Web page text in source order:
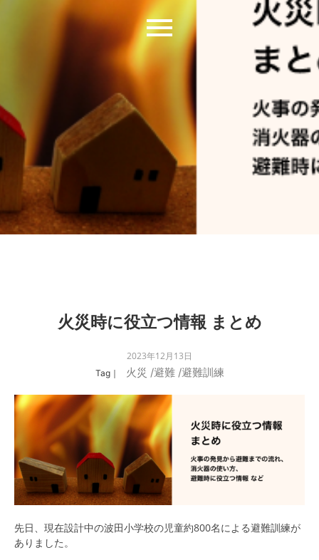
火災時に役立つ情報 まとめ
2023年12月13日
Tag｜ 火災 /避難/避難訓練
先日、現在設計中の波田小学校の児童約800名による避難訓練が
ありました。